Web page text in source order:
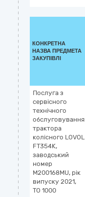
КОНКРЕТНА
НАЗВА ПРЕДМЕТА
ЗАКУПІВЛІ
Послуга з
сервісного
технічного
обслуговування
трактора
колісного LOVOL
FT354K,
заводський
номер
M200168MU, рік
випуску 2021,
ТО 1000